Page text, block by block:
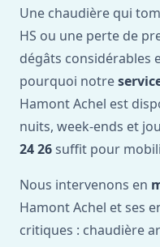
Une chaudière qui
HS ou une perte de
dégâts considérables
pourquoi notre
Hamont Achel est
nuits, week-ends et
24 26 suffit pour
Nous intervenons en
Hamont Achel et ses
critiques : chaudière